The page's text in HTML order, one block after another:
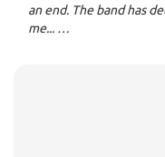
an end. The band has
me... …